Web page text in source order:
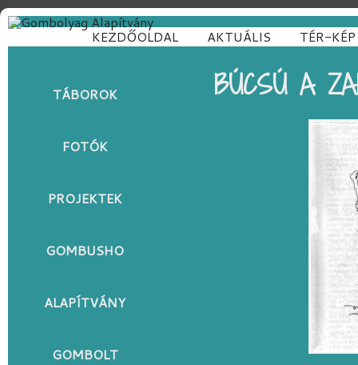
KEZDŐOLDAL AKTUÁLIS TÉR-KÉP
BÚCSÚ A
TÁBOROK
FOTÓK
PROJEKTEK
GOMBUSHO
ALAPÍTVÁNY
GOMBOLT